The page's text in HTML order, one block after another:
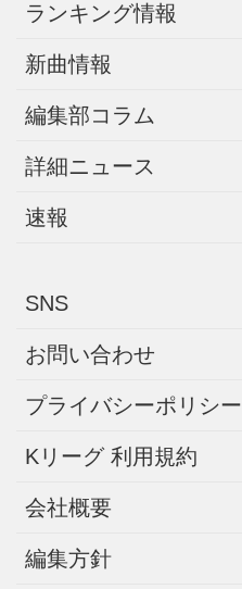
ランキング情報
新曲情報
編集部コラム
詳細ニュース
速報
SNS
お問い合わせ
プライバシーポリシー
Kリーグ 利用規約
会社概要
編集方針